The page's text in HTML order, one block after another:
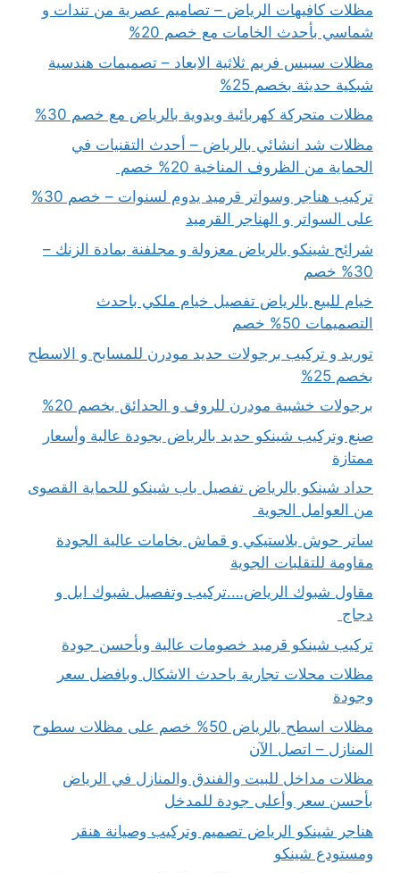
مظلات كافيهات الرياض – تصاميم عصرية من تندات و
شماسي بأحدث الخامات مع خصم 20%
مظلات سبيس فريم ثلاثية الابعاد – تصميمات هندسية
شبكية حديثة بخصم 25%
مظلات متحركة كهربائية ويدوية بالرياض مع خصم 30%
مظلات شد انشائي بالرياض – أحدث التقنيات في
الحماية من الظروف المناخية 20% خصم
تركيب هناجر وسواتر قرميد يدوم لسنوات – خصم 30%
على السواتر و الهناجر القرميد
شرائح شينكو بالرياض معزولة و مجلفنة بمادة الزنك –
30% خصم
خيام للبيع بالرياض تفصيل خيام ملكي باحدث
التصميمات 50% خصم
توريد و تركيب برجولات حديد مودرن للمسابح و الاسطح
بخصم 25%
برجولات خشبية مودرن للروف و الحدائق بخصم 20%
صنع وتركيب شينكو حديد بالرياض بجودة عالية وأسعار
ممتازة
حداد شينكو بالرياض تفصيل باب شينكو للحماية القصوى
من العوامل الجوية
ساتر حوش بلاستيكي و قماش بخامات عالية الجودة
مقاومة للتقلبات الجوية
مقاول شبوك الرياض….تركيب وتفصيل شبوك ابل و
دجاج
تركيب شينكو قرميد خصومات عالية وبأحسن جودة
مظلات محلات تجارية باحدث الاشكال وبافضل سعر
وجودة
مظلات اسطح بالرياض 50% خصم على مظلات سطوح
المنازل – اتصل الآن
مظلات مداخل للبيت والفندق والمنازل في الرياض
بأحسن سعر وأعلى جودة للمدخل
هناجر شينكو الرياض تصميم وتركيب وصيانة هنقر
ومستودع شينكو